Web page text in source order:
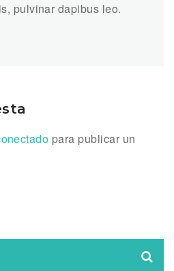
pulvinar dapibus leo.
para publicar un